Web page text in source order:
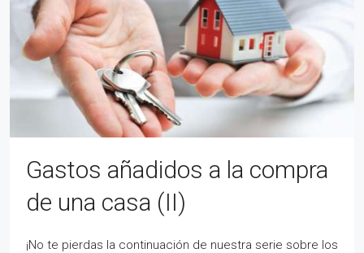
Gastos añadidos a la compra
de una casa (II)
¡No te pierdas la continuación de nuestra serie sobre los